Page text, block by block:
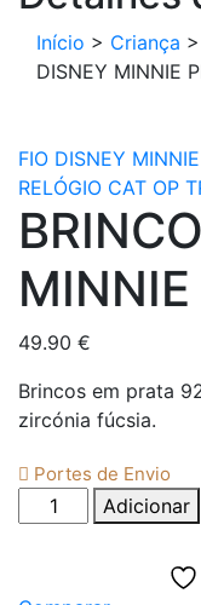
Início > Criança >
DISNEY MINNIE
FIO DISNEY
RELÓGIO CAT OP
49.90 €
Brincos em prata
zircónia fúcsia.
Portes de Envio
Quantidade
de
Adicionar